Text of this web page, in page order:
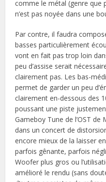
comme le métal (genre que
n’est pas noyée dans une
Par contre, il faudra
basses particulièrement
vont en fait pas trop loin
peu d’assise serait
clairement pas. Les bas-
permet de garder un peu
clairement en-dessous des
poussant une piste
Gameboy Tune de l’OST de
dans un concert de
encore mieux de la laisser
parfois gênante, parfois
Woofer plus gros ou
amélioré le rendu (sans